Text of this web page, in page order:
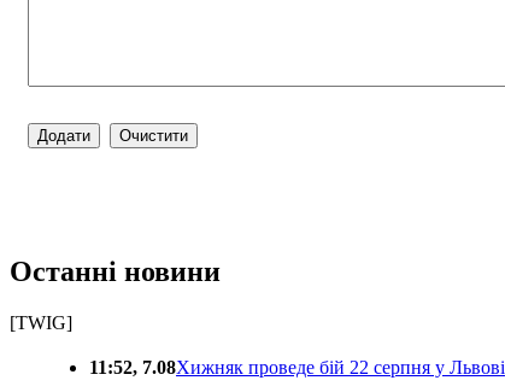
Останні новини
[TWIG]
11:52, 7.08Хижняк проведе бій 22 серпня у Львові